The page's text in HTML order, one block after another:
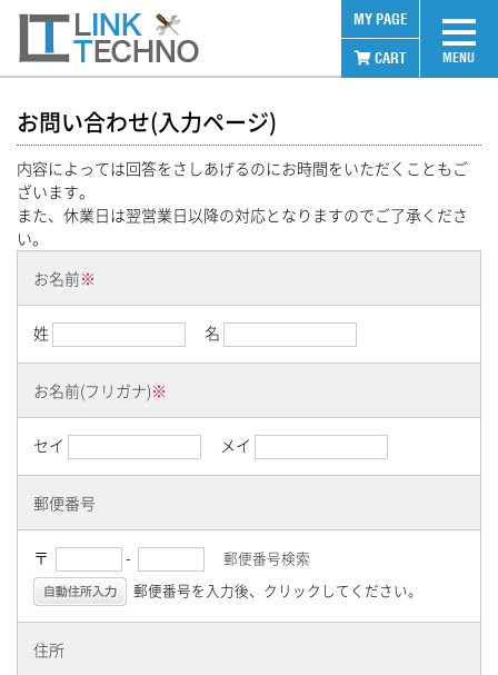
MENU
MY PAGE
CART
ITEM CATEGORY
消毒用アルコール
業務用食洗機洗剤
食器用洗剤
洗濯用洗剤
清掃用洗剤
ハンドソープ&消毒液
ヘア&ボディケア
消臭剤
お問い合わせ(入力ページ)
内容によっては回答をさしあげるのにお時間をいただくこともご
ざいます。
また、休業日は翌営業日以降の対応となりますのでご了承くださ
い。
お名前※
姓 名
お名前(フリガナ)※
セイ メイ
郵便番号
〒 -
郵便番号検索
郵便番号を入力後、クリックしてください。
住所